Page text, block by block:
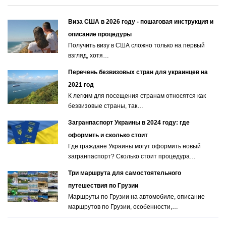
Виза США в 2026 году - пошаговая инструкция и
описание процедуры
Получить визу в США сложно только на первый
взгляд, хотя…
Перечень безвизовых стран для украинцев на
2021 год
К легким для посещения странам относятся как
безвизовые страны, так…
Загранпаспорт Украины в 2024 году: где
оформить и сколько стоит
Где граждане Украины могут оформить новый
загранпаспорт? Сколько стоит процедура…
Три маршрута для самостоятельного
путешествия по Грузии
Маршруты по Грузии на автомобиле, описание
маршрутов по Грузии, особенности,…